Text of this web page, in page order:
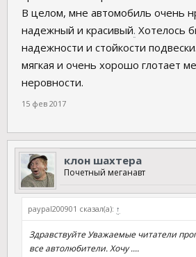
В целом, мне автомобиль очень
надежный и красивый. Хотелось
надежности и стойкости
мягкая и очень хорошо глотает
неровности.
15 фев 2017
клон шахтера
Почетный меганавт
paypal200901 сказал(а): ↑
Здравствуйте Уважаемые читатели
все автолюбители. Хочу ....